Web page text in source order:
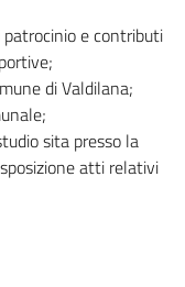
e contributi
di Valdilana;
sita presso la
atti relativi